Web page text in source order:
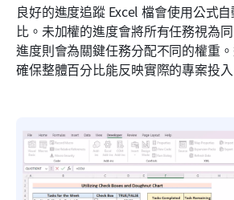
良好的進度追蹤 Excel 檔會使用公式
比。未加權的進度會將所有任務視為
進度則會為關鍵任務分配不同的權重
確保整體百分比能反映實際的專案投入